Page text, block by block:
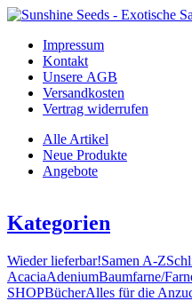
Impressum
Kontakt
Unsere AGB
Versandkosten
Vertrag widerrufen
Alle Artikel
Neue Produkte
Angebote
Kategorien
Wieder lieferbar!Samen A-Z
AcaciaAdeniumBaumfarne/
SHOPBücherAlles für die